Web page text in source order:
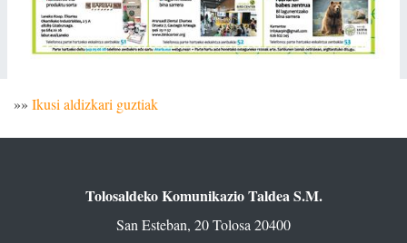
»» Ikusi aldizkari guztiak
Tolosaldeko Komunikazio Taldea S.M.
San Esteban, 20 Tolosa 20400